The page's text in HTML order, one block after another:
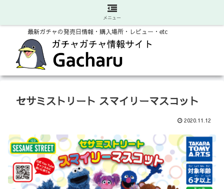
最新ガチャの発売日情報・購入場所・レビュー・etc
セサミストリート スマイリーマスコット
2020.11.12
メニュー